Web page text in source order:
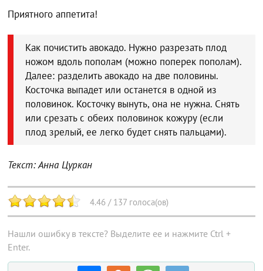
Приятного аппетита!
Как почистить авокадо. Нужно разрезать плод
ножом вдоль пополам (можно поперек пополам).
Далее: разделить авокадо на две половины.
Косточка выпадет или останется в одной из
половинок. Косточку вынуть, она не нужна. Снять
или срезать с обеих половинок кожуру (если
плод зрелый, ее легко будет снять пальцами).
Текст: Анна Цуркан
4.46 / 137 голоса(ов)
Нашли ошибку в тексте? Выделите ее и нажмите Ctrl +
Enter.